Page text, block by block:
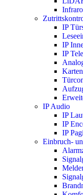
IP
IP
IP
IP Audio
IP
IP
IP
Einbruch-